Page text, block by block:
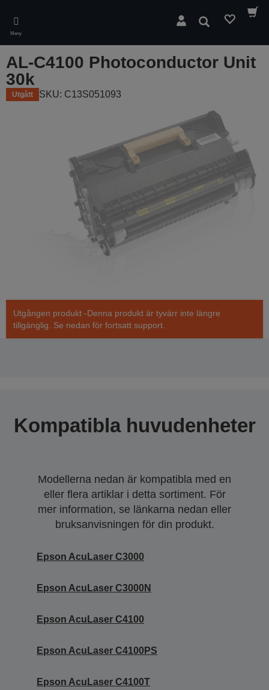
main
content
Meny
Sök
AL-C4100 Photoconductor Unit
30k
Utgått SKU: C13S051093
Utgången produkt -Denna produkt är tyvärr inte längre
tillgänglig. Se nedan för fortsatt support.
Kompatibla huvudenheter
Modellerna nedan är kompatibla med en
eller flera artiklar i detta sortiment. För
mer information, se länkarna nedan eller
bruksanvisningen för din produkt.
Epson AcuLaser C3000
Epson AcuLaser C3000N
Epson AcuLaser C4100
Epson AcuLaser C4100PS
Epson AcuLaser C4100T